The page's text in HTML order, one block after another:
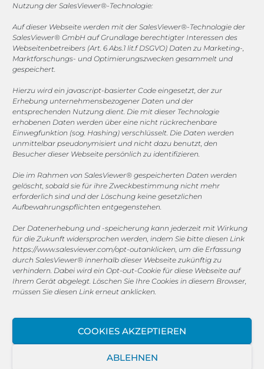
Nutzung der SalesViewer®-Technologie:
Auf dieser Webseite werden mit der SalesViewer®-Technologie der
SalesViewer® GmbH auf Grundlage berechtigter Interessen des
Webseitenbetreibers (Art. 6 Abs.1 lit.f DSGVO) Daten zu Marketing-,
Marktforschungs- und Optimierungszwecken gesammelt und
gespeichert.
Hierzu wird ein javascript-basierter Code eingesetzt, der zur
Erhebung unternehmensbezogener Daten und der
entsprechenden Nutzung dient. Die mit dieser Technologie
erhobenen Daten werden über eine nicht rückrechenbare
Einwegfunktion (sog. Hashing) verschlüsselt. Die Daten werden
unmittelbar pseudonymisiert und nicht dazu benutzt, den
Besucher dieser Webseite persönlich zu identifizieren.
Die im Rahmen von SalesViewer® gespeicherten Daten werden
gelöscht, sobald sie für ihre Zweckbestimmung nicht mehr
erforderlich sind und der Löschung keine gesetzlichen
Aufbewahrungspflichten entgegenstehen.
Der Datenerhebung und -speicherung kann jederzeit mit Wirkung
für die Zukunft widersprochen werden, indem Sie bitte diesen Link
https://www.salesviewer.com/opt-outanklicken, um die Erfassung
durch SalesViewer® innerhalb dieser Webseite zukünftig zu
verhindern. Dabei wird ein Opt-out-Cookie für diese Webseite auf
Ihrem Gerät abgelegt. Löschen Sie Ihre Cookies in diesem Browser,
müssen Sie diesen Link erneut anklicken.
COOKIES AKZEPTIEREN
ABLEHNEN
Sponsoring
1. FC Monheim
COOKIE-RICHTLINIE (EU)
© 2025 MEGASOFT® IT GmbH & Co. KG |Impressum
MEGASOFT® IT übernimmt keinerlei Gewähr für die
Aktualität, Richtigkeit und Vollständigkeit der
Haftungsansprüche gegen den Autor, welche sich auf
Schäden materieller oder ideeller Art beziehen, die durch
die Nutzung oder Nichtnutzung der dargebotenen
Informationen bzw. durch die Nutzung fehlerhafter und
unvollständiger Informationen verursacht wurden, sind
grundsätzlich ausgeschlossen, sofern seitens des Autors
Verschulden vorliegt. Alle Angebote sind freibleibend und
unverbindlich. MEGASOFT® IT behält es sich ausdrücklich
vor, Teile der Seiten oder das gesamte Angebot ohne
gesonderte Ankündigung zu verändern, zu ergänzen, zu